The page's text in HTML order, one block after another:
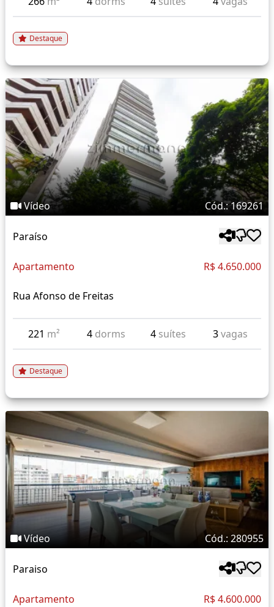
Destaque
Vídeo Cód.: 169261
Paraíso
Apartamento R$ 4.650.000
Rua Afonso de Freitas
221 m² 4 dorms 4 suítes 3vagas
Destaque
Vídeo Cód.: 280955
Paraiso
Apartamento R$ 4.600.000